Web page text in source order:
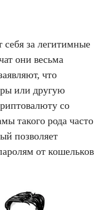
за легитимные
они весьма
что
или другую
со
такого рода часто
позволяет
от кошельков